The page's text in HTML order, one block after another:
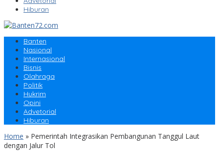
Hiburan
Banten
Nasional
Internasional
Bisnis
Olahraga
Politik
Hukrim
Opini
Advetorial
Hiburan
Home » Pemerintah Integrasikan Pembangunan Tanggul Laut
dengan Jalur Tol